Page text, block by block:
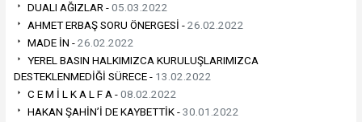
DUALI AĞIZLAR -05.03.2022
AHMET ERBAŞ SORU ÖNERGESİ -26.02.2022
MADE İN -26.02.2022
YEREL BASIN HALKIMIZCA KURULUŞLARIMIZCA
DESTEKLENMEDİĞİ SÜRECE - 13.02.2022
C E M İ L K A L F A -08.02.2022
HAKAN ŞAHİN’İ DE KAYBETTİK -30.01.2022